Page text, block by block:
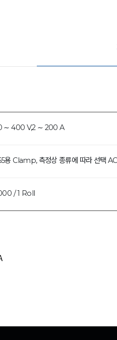
∼ 400 V,2 ∼ 200 A
용 Clamp, 측정상 종류에 따라 선택
/ 1 Roll